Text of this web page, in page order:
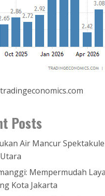
tradingeconomics.com
Posts
Air Mancur
Mempermudah
Kota Jakarta